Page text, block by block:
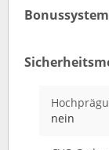
nein